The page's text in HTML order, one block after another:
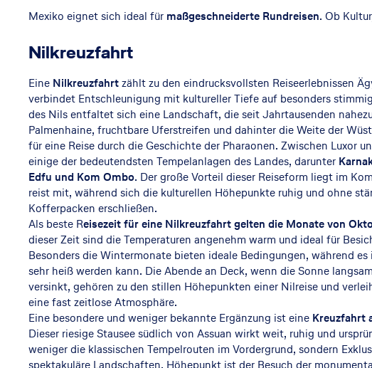
Mexiko eignet sich ideal für maßgeschneiderte Rundreisen. Ob
Nilkreuzfahrt
Eine Nilkreuzfahrtzählt zu den eindrucksvollsten Reiseerlebnissen
verbindet Entschleunigung mit kultureller Tiefe auf besonders
des Nils entfaltet sich eine Landschaft, die seit Jahrtausenden
Palmenhaine, fruchtbare Uferstreifen und dahinter die Weite der
für eine Reise durch die Geschichte der Pharaonen. Zwischen Luxor
einige der bedeutendsten Tempelanlagen des Landes, darunter
Edfu und Kom Ombo. Der große Vorteil dieser Reiseform liegt im
reist mit, während sich die kulturellen Höhepunkte ruhig und ohne
Kofferpacken erschließen.
Als beste Reisezeit für eine Nilkreuzfahrt gelten die Monate von
dieser Zeit sind die Temperaturen angenehm warm und ideal für
Besonders die Wintermonate bieten ideale Bedingungen, während
sehr heiß werden kann. Die Abende an Deck, wenn die Sonne
versinkt, gehören zu den stillen Höhepunkten einer Nilreise und
eine fast zeitlose Atmosphäre.
Eine besondere und weniger bekannte Ergänzung ist eine Kreuzfahrt
Dieser riesige Stausee südlich von Assuan wirkt weit, ruhig und
weniger die klassischen Tempelrouten im Vordergrund, sondern
spektakuläre Landschaften. Höhepunkt ist der Besuch der